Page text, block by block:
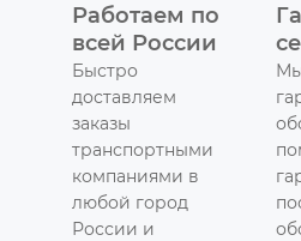
Работаем по
всей России
Быстро
доставляем
заказы
транспортными
компаниями в
любой город
России и